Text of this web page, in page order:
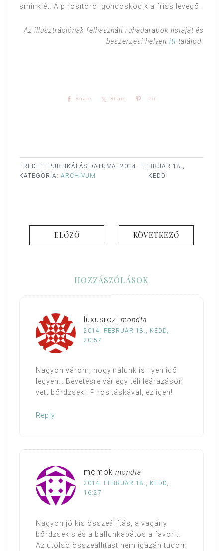
sminkjét. A pirosítóról gondoskodik a friss levegő.
Az illusztrációnak felhasznált ruhadarabok listáját és
beszerzési helyeit itt találod.
Share Share Pin
EREDETI PUBLIKÁLÁS DÁTUMA: 2014. FEBRUÁR 18.,
KEDD
KATEGÓRIA: ARCHÍVUM
ELŐZŐ KÖVETKEZŐ
HOZZÁSZÓLÁSOK
luxusrozi mondta
2014. FEBRUÁR 18., KEDD,
20:57
Nagyon várom, hogy nálunk is ilyen idő
legyen… Bevetésre vár egy téli leárazáson
vett bőrdzseki! Piros táskával, ez igen!
Reply
momok mondta
2014. FEBRUÁR 18., KEDD,
16:27
Nagyon jó kis összeállítás, a vagány
bőrdzsekis és a ballonkabátos a favorit.
Az utolsó összeállítást nem igazán tudom